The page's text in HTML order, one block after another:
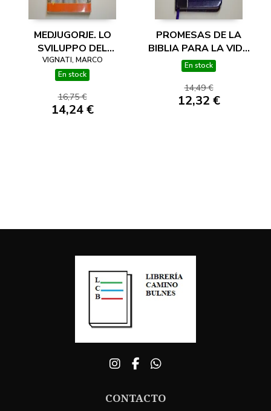
MEDJUGORJE. LO
SVILUPPO DEL
MESSAGGIO
VIGNATI, MARCO
En stock
16,75 €
14,24 €
PROMESAS DE LA
BIBLIA PARA LA VIDA
DE LA MUJER
En stock
14,49 €
12,32 €
CONTACTO